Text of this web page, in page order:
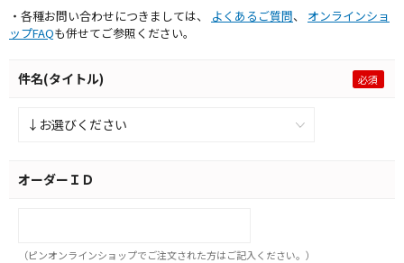
・各種お問い合わせにつきましては、
よくあるご質問、 オンラインショ
ップFAQも併せてご参照ください。
件名(タイトル)
オーダーＩＤ
（ピンオンラインショップでご注文された方はご記入ください。）